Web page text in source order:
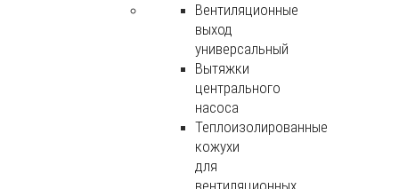
Вентиляционные
выход
универсальный
Вытяжки
центрального
насоса
Теплоизолированные
кожухи
для
вентиляционных